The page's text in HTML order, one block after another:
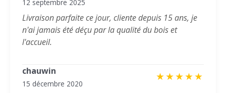
12 septembre 2025
Livraison parfaite ce jour, cliente depuis 15 ans, je
n'ai jamais été déçu par la qualité du bois et
l'accueil.
chauwin ★★★★★
15 décembre 2020